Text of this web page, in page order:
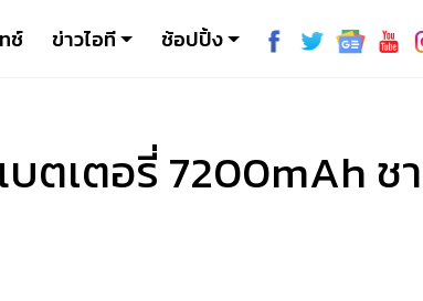
ช์ ข่าวไอที ช้อปปิ้ง
ตเตอรี่ 7200mAh ช